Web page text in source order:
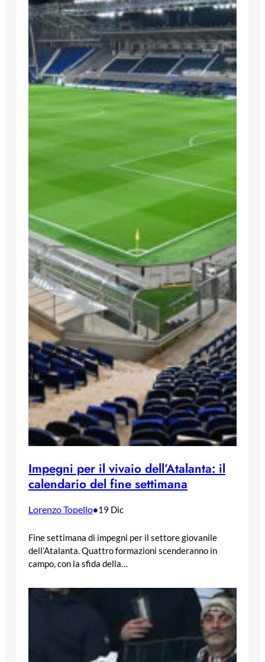
Impegni per il vivaio dell’Atalanta: il
calendario del fine settimana
Lorenzo Topello•19 Dic
Fine settimana di impegni per il settore giovanile
dell’Atalanta. Quattro formazioni scenderanno in
campo, con la sfida della…